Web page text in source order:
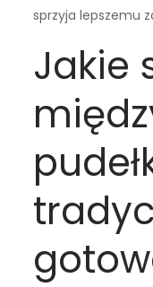
sprzyja lepszemu
Jakie